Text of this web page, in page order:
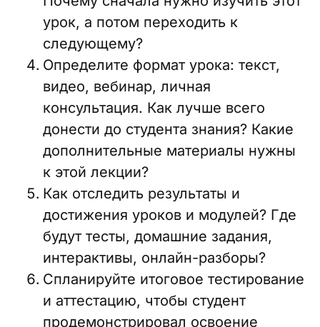
урок, а потом переходить к
следующему?
Определите формат урока: текст,
видео, вебинар, личная
консультация. Как лучше всего
донести до студента знания? Какие
дополнительные материалы нужны
к этой лекции?
Как отследить результаты и
достижения уроков и модулей? Где
будут тесты, домашние задания,
интерактивы, онлайн-разборы?
Спланируйте итоговое тестирование
и аттестацию, чтобы студент
продемонстрировал освоение